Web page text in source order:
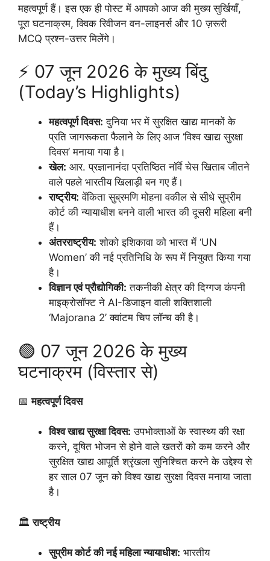
महत्वपूर्ण हैं। इस एक ही पोस्ट में आपको आज की मुख्य सुर्खियाँ,
पूरा घटनाक्रम, क्विक रिवीजन वन-लाइनर्स और 10 ज़रूरी
MCQ प्रश्न-उत्तर मिलेंगे।
⚡ 07 जून 2026 के मुख्य बिंदु
(Today’s Highlights)
महत्वपूर्ण दिवस: दुनिया भर में सुरक्षित खाद्य मानकों के
प्रति जागरूकता फैलाने के लिए आज ‘विश्व खाद्य सुरक्षा
दिवस’ मनाया गया है।
खेल: आर. प्रज्ञानानंदा प्रतिष्ठित नॉर्वे चेस खिताब जीतने
वाले पहले भारतीय खिलाड़ी बन गए हैं।
राष्ट्रीय: वेंकिता सुब्रमणि मोहना वकील से सीधे सुप्रीम
कोर्ट की न्यायाधीश बनने वाली भारत की दूसरी महिला बनी
हैं।
अंतरराष्ट्रीय: शोको इशिकावा को भारत में ‘UN
Women’ की नई प्रतिनिधि के रूप में नियुक्त किया गया
है।
विज्ञान एवं प्रौद्योगिकी: तकनीकी क्षेत्र की दिग्गज कंपनी
माइक्रोसॉफ्ट ने AI-डिजाइन वाली शक्तिशाली
‘Majorana 2’ क्वांटम चिप लॉन्च की है।
🟢 07 जून 2026 के मुख्य
घटनाक्रम (विस्तार से)
📅महत्वपूर्ण दिवस
विश्व खाद्य सुरक्षा दिवस: उपभोक्ताओं के स्वास्थ्य की रक्षा
करने, दूषित भोजन से होने वाले खतरों को कम करने और
सुरक्षित खाद्य आपूर्ति श्रृंखला सुनिश्चित करने के उद्देश्य से
हर साल 07 जून को विश्व खाद्य सुरक्षा दिवस मनाया जाता
है।
🏛️राष्ट्रीय
सुप्रीम कोर्ट की नई महिला न्यायाधीश: भारतीय